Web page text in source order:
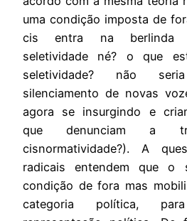
uma condição imposta de
cis entra na berlinda
seletividade né? o que
seletividade? não
silenciamento de novas
agora se insurgindo e
que denunciam a
cisnormatividade?). A
radicais entendem que o
condição de fora mas
categoria política,